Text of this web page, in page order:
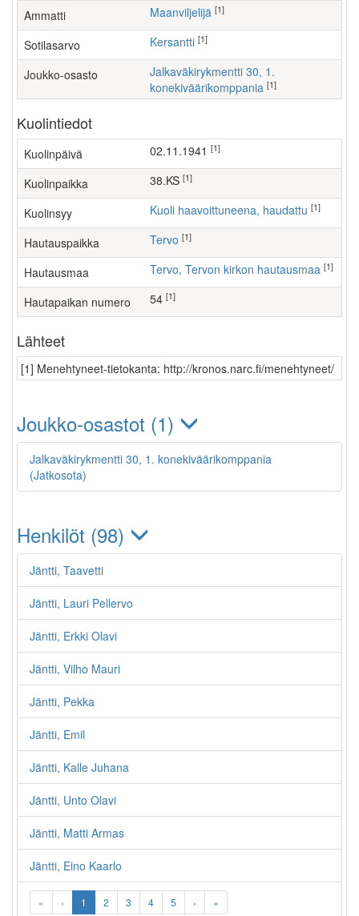
Ammatti maanviljelijä [1]
Sotilasarvo Kersantti [1]
Joukko-osasto
Jalkaväkirykmentti 30, 1.
konekiväärikomppania [1]
Kuolintiedot
Kuolinpäivä 02.11.1941 [1]
Kuolinpaikka 38.KS [1]
Kuolinsyy Kuoli haavoittuneena, haudattu [1]
Hautauspaikka Tervo [1]
Hautausmaa Tervo, Tervon kirkon hautausmaa [1]
Hautapaikan numero 54 [1]
Lähteet
[1] Menehtyneet-tietokanta: http://kronos.narc.fi/menehtyneet/
Joukko-osastot (1)
Jalkaväkirykmentti 30, 1. konekiväärikomppania
(Jatkosota)
Henkilöt (98)
Jäntti, Taavetti
Jäntti, Lauri Pellervo
Jäntti, Erkki Olavi
Jäntti, Vilho Mauri
Jäntti, Pekka
Jäntti, Emil
Jäntti, Kalle Juhana
Jäntti, Unto Olavi
Jäntti, Matti Armas
Jäntti, Eino Kaarlo
« ‹ 1 2 3 4 5 › »